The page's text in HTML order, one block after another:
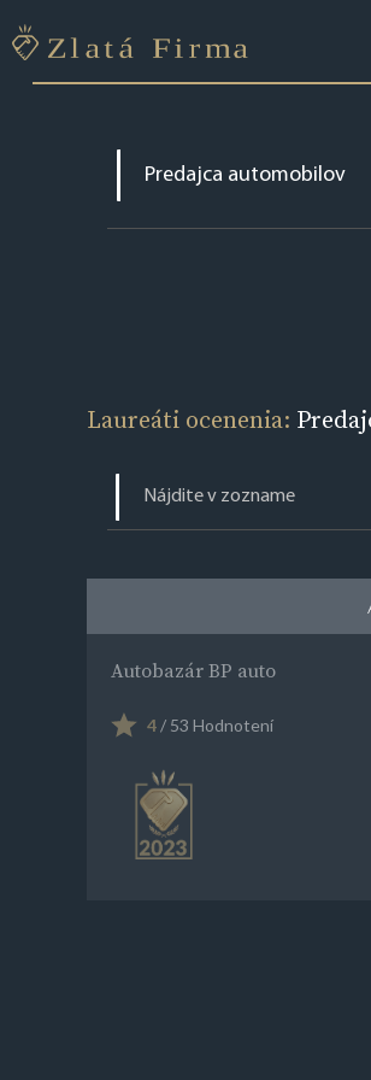
Laureáti ocenenia:
Autobazár BP auto
4/ 53 Hodnotení